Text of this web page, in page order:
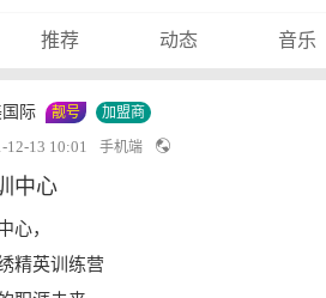
推荐 动态 音乐
际 靓号 加盟商
12-13 10:01 手机端
中心
心，
精英训练营